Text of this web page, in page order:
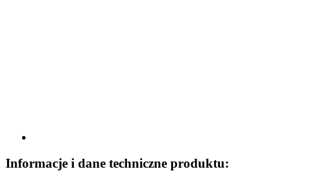
Informacje i dane techniczne produktu: